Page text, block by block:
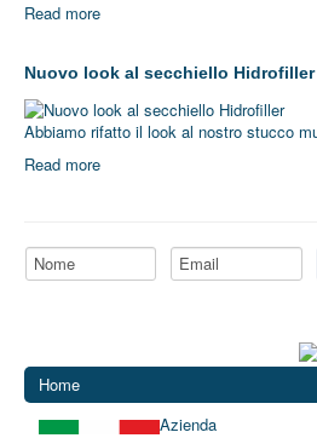
Clicca sulle icone
prodotti di
Read more
Nuovo look al secchiello Hidrofiller
Abbiamo rifatto il look al nostro stucco
Read more
Home
Azienda